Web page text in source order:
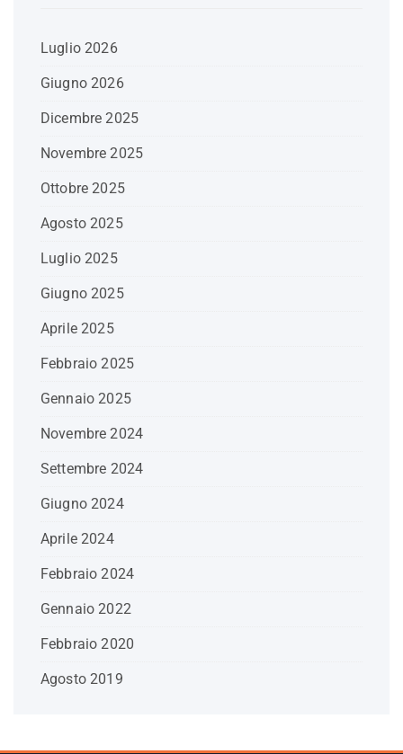
Luglio 2026
Giugno 2026
Dicembre 2025
Novembre 2025
Ottobre 2025
Agosto 2025
Luglio 2025
Giugno 2025
Aprile 2025
Febbraio 2025
Gennaio 2025
Novembre 2024
Settembre 2024
Giugno 2024
Aprile 2024
Febbraio 2024
Gennaio 2022
Febbraio 2020
Agosto 2019